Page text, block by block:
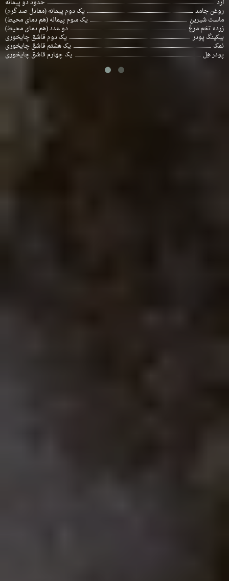
آرد حدود دو پیمانه
روغن جامد یک دوم پیمانه (معادل صد گرم)
ماست شیرین یک سوم پیمانه (هم دمای محیط)
زرده تخم مرغ دو عدد (هم دمای محیط)
بیکینگ پودر یک دوم قاشق چایخوری
نمک یک هشتم قاشق چایخوری
پودر هِل یک چهارم قاشق چایخوری